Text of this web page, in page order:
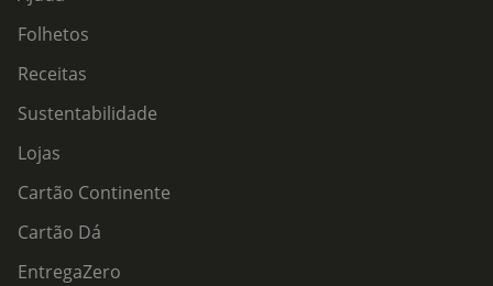
Folhetos
Receitas
Sustentabilidade
Lojas
Cartão Continente
Cartão Dá
EntregaZero